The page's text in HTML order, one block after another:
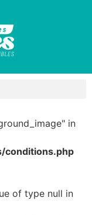
in
conditions.php
of type null in